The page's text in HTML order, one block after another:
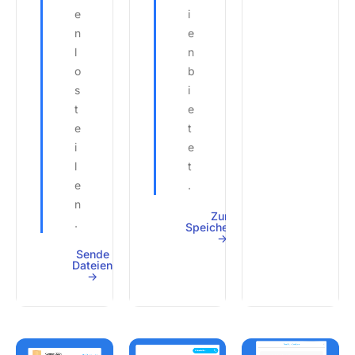
e
n
l
o
s
t
e
i
l
e
n
.
Sende
Dateien
->
i
e
n
b
i
e
t
e
t
.
Zum
Speicherplatz
->